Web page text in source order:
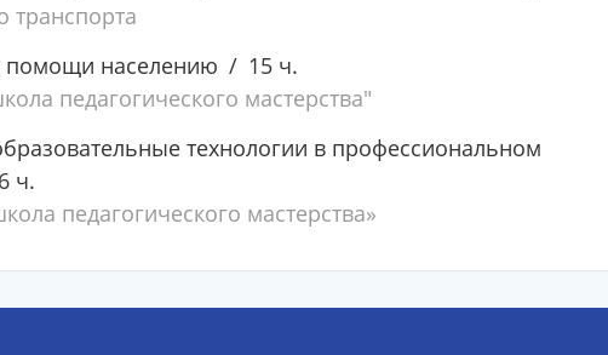
транспорта
помощи населению
15 ч.
педагогического мастерства"
технологии в профессиональном
ч.
педагогического мастерства»